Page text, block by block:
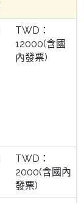
TWD：
12000(含國
內發票)
TWD：
2000(含國內
發票)